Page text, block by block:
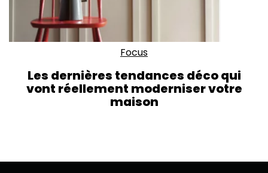
Focus
Les dernières tendances déco qui
vont réellement moderniser votre
maison